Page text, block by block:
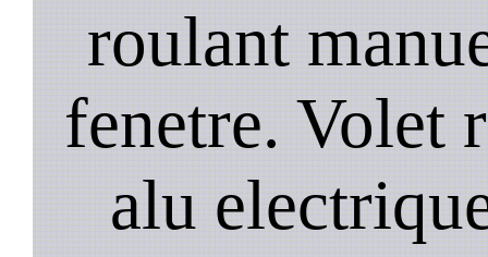
roulant
fenetre. Volet
alu